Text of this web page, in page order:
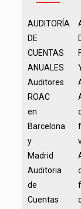
AUDITORÍA
DE
CUENTAS
ANUALES
Auditores
ROAC
en
Barcelona
y
Madrid
Auditoria
de
Cuentas